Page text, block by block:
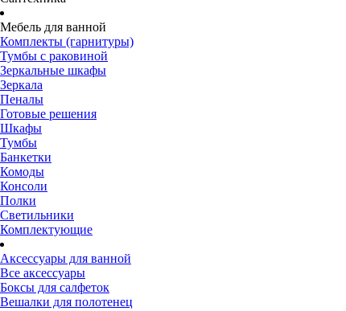
Мебель для ванной
Комплекты (гарнитуры)
Тумбы с раковиной
Зеркальные шкафы
Зеркала
Пеналы
Готовые решения
Шкафы
Тумбы
Банкетки
Комоды
Консоли
Полки
Светильники
Комплектующие
Аксессуары для ванной
Все аксессуары
Боксы для салфеток
Вешалки для полотенец